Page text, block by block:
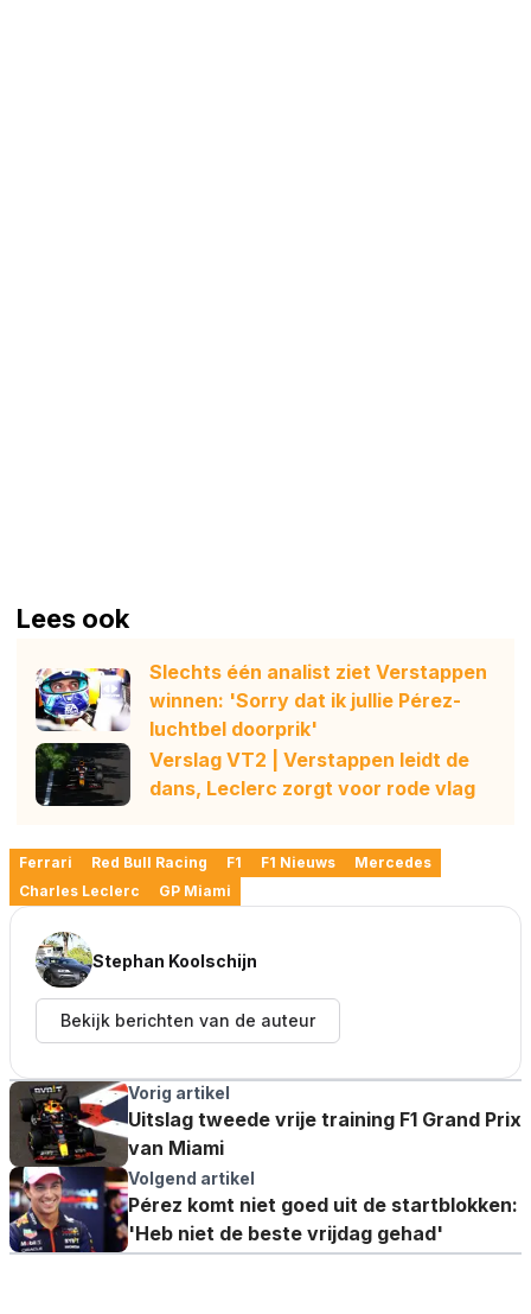
Lees ook
Slechts één analist ziet Verstappen
winnen: 'Sorry dat ik jullie Pérez-
luchtbel doorprik'
Verslag VT2 | Verstappen leidt de
dans, Leclerc zorgt voor rode vlag
Ferrari Red Bull Racing F1 F1 Nieuws
Mercedes
Charles Leclerc
GP Miami
Stephan Koolschijn
Bekijk berichten van de auteur
Vorig artikel
Uitslag tweede vrije training F1 Grand Prix
van Miami
Volgend artikel
Pérez komt niet goed uit de startblokken:
'Heb niet de beste vrijdag gehad'